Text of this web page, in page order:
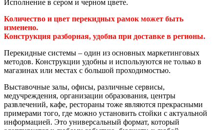
Исполнение в сером и черном цвете.
Количество и цвет перекидных рамок может быть
изменено.
Конструкция разборная, удобна при доставке в регионы.
Перекидные системы – один из основных маркетинговых
методов. Конструкции удобны и используются не только в
магазинах или местах с большой проходимостью.
Выставочные залы, офисы, различные сервисы,
медучреждения, организации образования, центры
развлечений, кафе, рестораны тоже являются прекрасными
примерами того, где можно установить стойки с актуальной
информацией. Это универсальный формат, который